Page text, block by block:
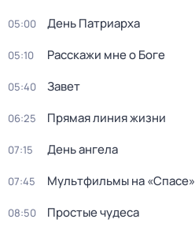
05:00 День Патриарха
05:10 Расскажи мне о Боге
05:40 Завет
06:25 Прямая линия жизни
07:15 День ангела
07:45 Мультфильмы на «Спасе»
08:50 Простые чудеса